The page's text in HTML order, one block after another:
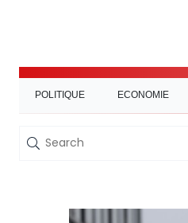
POLITIQUE ECONOMIE